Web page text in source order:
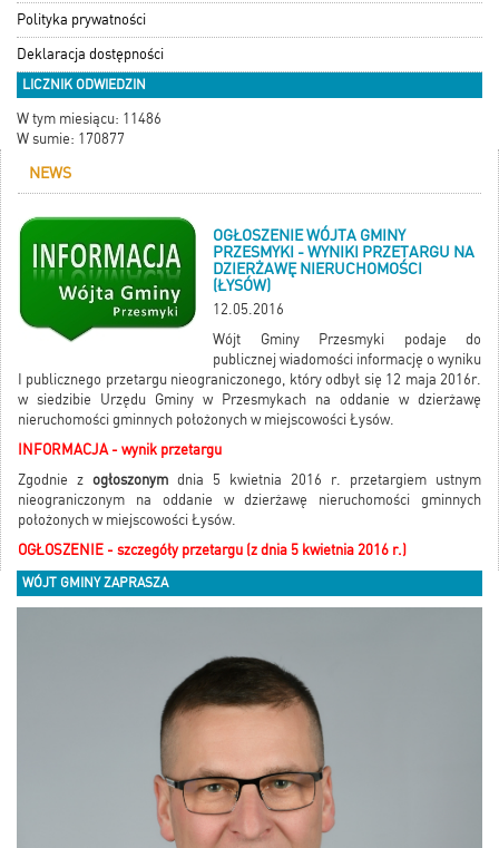
Polityka prywatności
Deklaracja dostępności
LICZNIK ODWIEDZIN
W tym miesiącu: 11486
W sumie: 170877
NEWS
OGŁOSZENIE WÓJTA GMINY
PRZESMYKI - WYNIKI PRZETARGU NA
DZIERŻAWĘ NIERUCHOMOŚCI
(ŁYSÓW)
12.05.2016
Wójt Gminy Przesmyki podaje do
publicznej wiadomości informację o wyniku
I publicznego przetargu nieograniczonego, który odbył się 12 maja 2016r.
w siedzibie Urzędu Gminy w Przesmykach na oddanie w dzierżawę
nieruchomości gminnych położonych w miejscowości Łysów.
INFORMACJA - wynik przetargu
Zgodnie z ogłoszonym dnia 5 kwietnia 2016 r. przetargiem ustnym
nieograniczonym na oddanie w dzierżawę nieruchomości gminnych
położonych w miejscowości Łysów.
OGŁOSZENIE - szczegóły przetargu (z dnia 5 kwietnia 2016 r.)
WÓJT GMINY ZAPRASZA